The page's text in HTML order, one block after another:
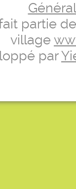
partie
village
par